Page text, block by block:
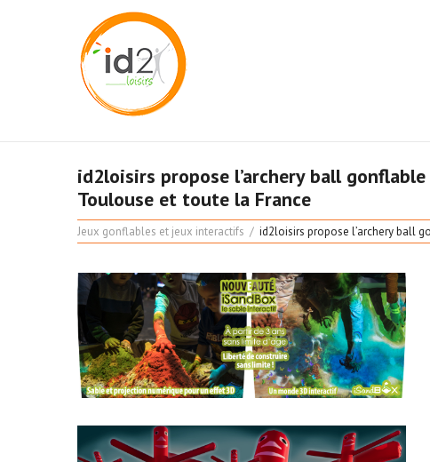
id2loisirs propose l’archery ball
Toulouse et toute la France
Jeux gonflables et jeux interactifs id2loisirs propose l’archery ball